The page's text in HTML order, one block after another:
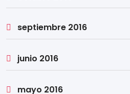
septiembre 2016
junio 2016
mayo 2016